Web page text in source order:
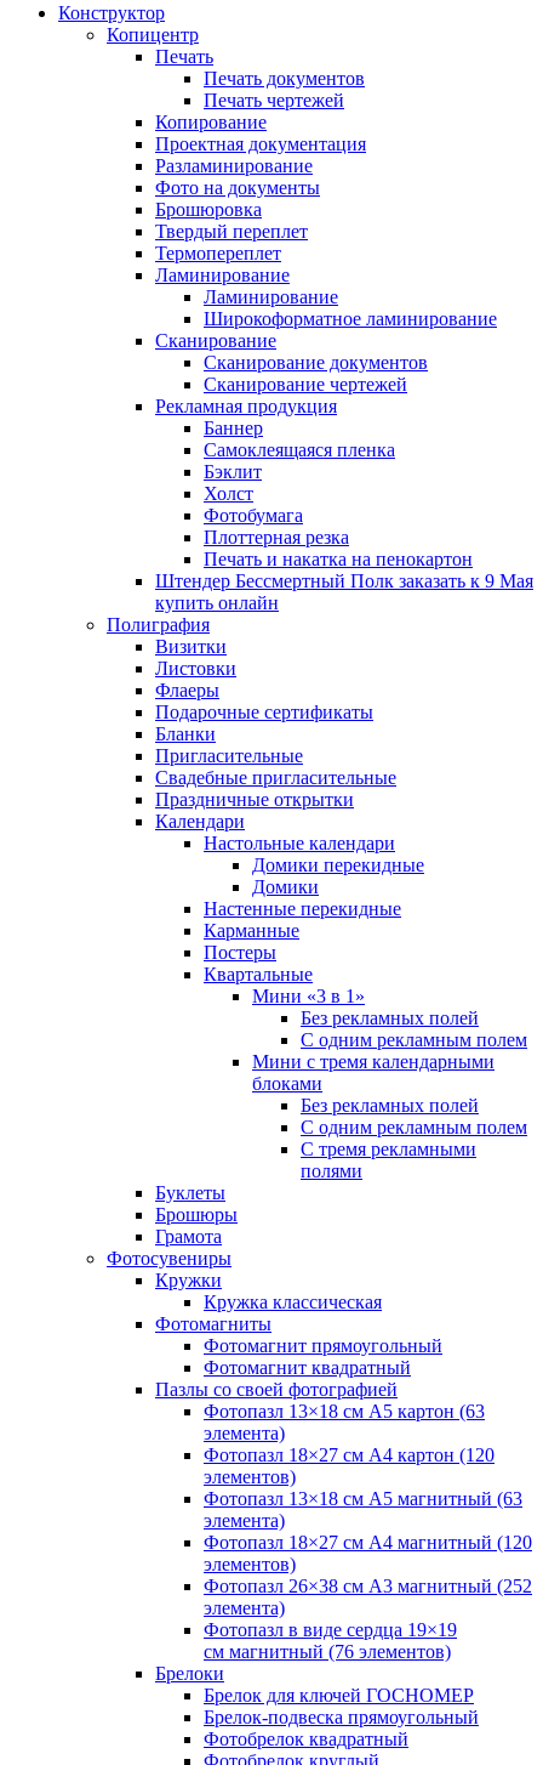
Конструктор
Копицентр
Печать
Печать документов
Печать чертежей
Копирование
Проектная документация
Разламинирование
Фото на документы
Брошюровка
Твердый переплет
Термопереплет
Ламинирование
Ламинирование
Широкоформатное ламинирование
Сканирование
Сканирование документов
Сканирование чертежей
Рекламная продукция
Баннер
Самоклеящаяся пленка
Бэклит
Холст
Фотобумага
Плоттерная резка
Печать и накатка на пенокартон
Штендер Бессмертный Полк заказать к 9 Мая
купить онлайн
Полиграфия
Визитки
Листовки
Флаеры
Подарочные сертификаты
Бланки
Пригласительные
Свадебные пригласительные
Праздничные открытки
Календари
Настольные календари
Домики перекидные
Домики
Настенные перекидные
Карманные
Постеры
Квартальные
Мини «3 в 1»
Без рекламных полей
С одним рекламным полем
Мини с тремя календарными
блоками
Без рекламных полей
С одним рекламным полем
С тремя рекламными
полями
Буклеты
Брошюры
Грамота
Фотосувениры
Кружки
Кружка классическая
Фотомагниты
Фотомагнит прямоугольный
Фотомагнит квадратный
Пазлы со своей фотографией
Фотопазл 13×18 см А5 картон (63
элемента)
Фотопазл 18×27 см А4 картон (120
элементов)
Фотопазл 13×18 см А5 магнитный (63
элемента)
Фотопазл 18×27 см А4 магнитный (120
элементов)
Фотопазл 26×38 см А3 магнитный (252
элемента)
Фотопазл в виде сердца 19×19
см магнитный (76 элементов)
Брелоки
Брелок для ключей ГОСНОМЕР
Брелок-подвеска прямоугольный
Фотобрелок квадратный
Фотобрелок круглый